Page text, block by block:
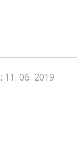
06. 2019